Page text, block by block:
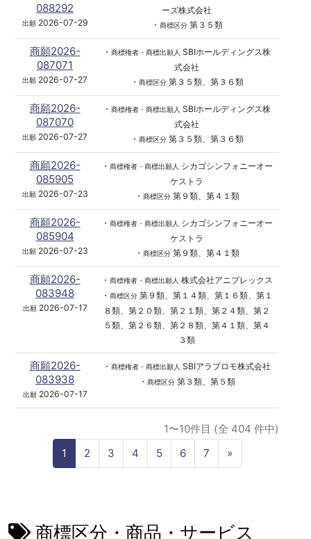
088292
出願2026-07-29
ーズ株式会社
・ 商標区分第３５類
商願2026-
087071
出願 2026-07-27
・ 商標権者・商標出願人 SBIホールディングス株
式会社
・ 商標区分第３５類、第３６類
商願2026-
087070
出願 2026-07-27
・ 商標権者・商標出願人 SBIホールディングス株
式会社
・ 商標区分第３５類、第３６類
商願2026-
085905
出願2026-07-23
・ 商標権者・商標出願人
シカゴシンフォニーオー
ケストラ
・ 商標区分第９類、第４１類
商願2026-
085904
出願2026-07-23
・ 商標権者・商標出願人
シカゴシンフォニーオー
ケストラ
・ 商標区分第９類、第４１類
商願2026-
083948
出願2026-07-17
・ 商標権者・商標出願人 株式会社アニプレックス
・ 商標区分第９類、第１４類、第１６類、第１
８類、第２０類、第２１類、第２４類、第２
５類、第２６類、第２８類、第４１類、第４
３類
商願2026-
083938
出願2026-07-17
・ 商標権者・商標出願人 SBIアラプロモ株式会社
・ 商標区分第３類、第５類
1〜10件目 (全 404 件中)
1
2 3 4 5 6 7 »
e
商標区分・商品・サービス